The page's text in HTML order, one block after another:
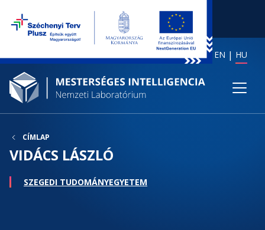
EN HU
CÍMLAP
VIDÁCS LÁSZLÓ
SZEGEDI TUDOMÁNYEGYETEM